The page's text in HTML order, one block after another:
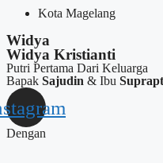
Kota Magelang
Widya
Widya Kristianti
Putri Pertama Dari Keluarga
Bapak Sajudin & Ibu
Dengan